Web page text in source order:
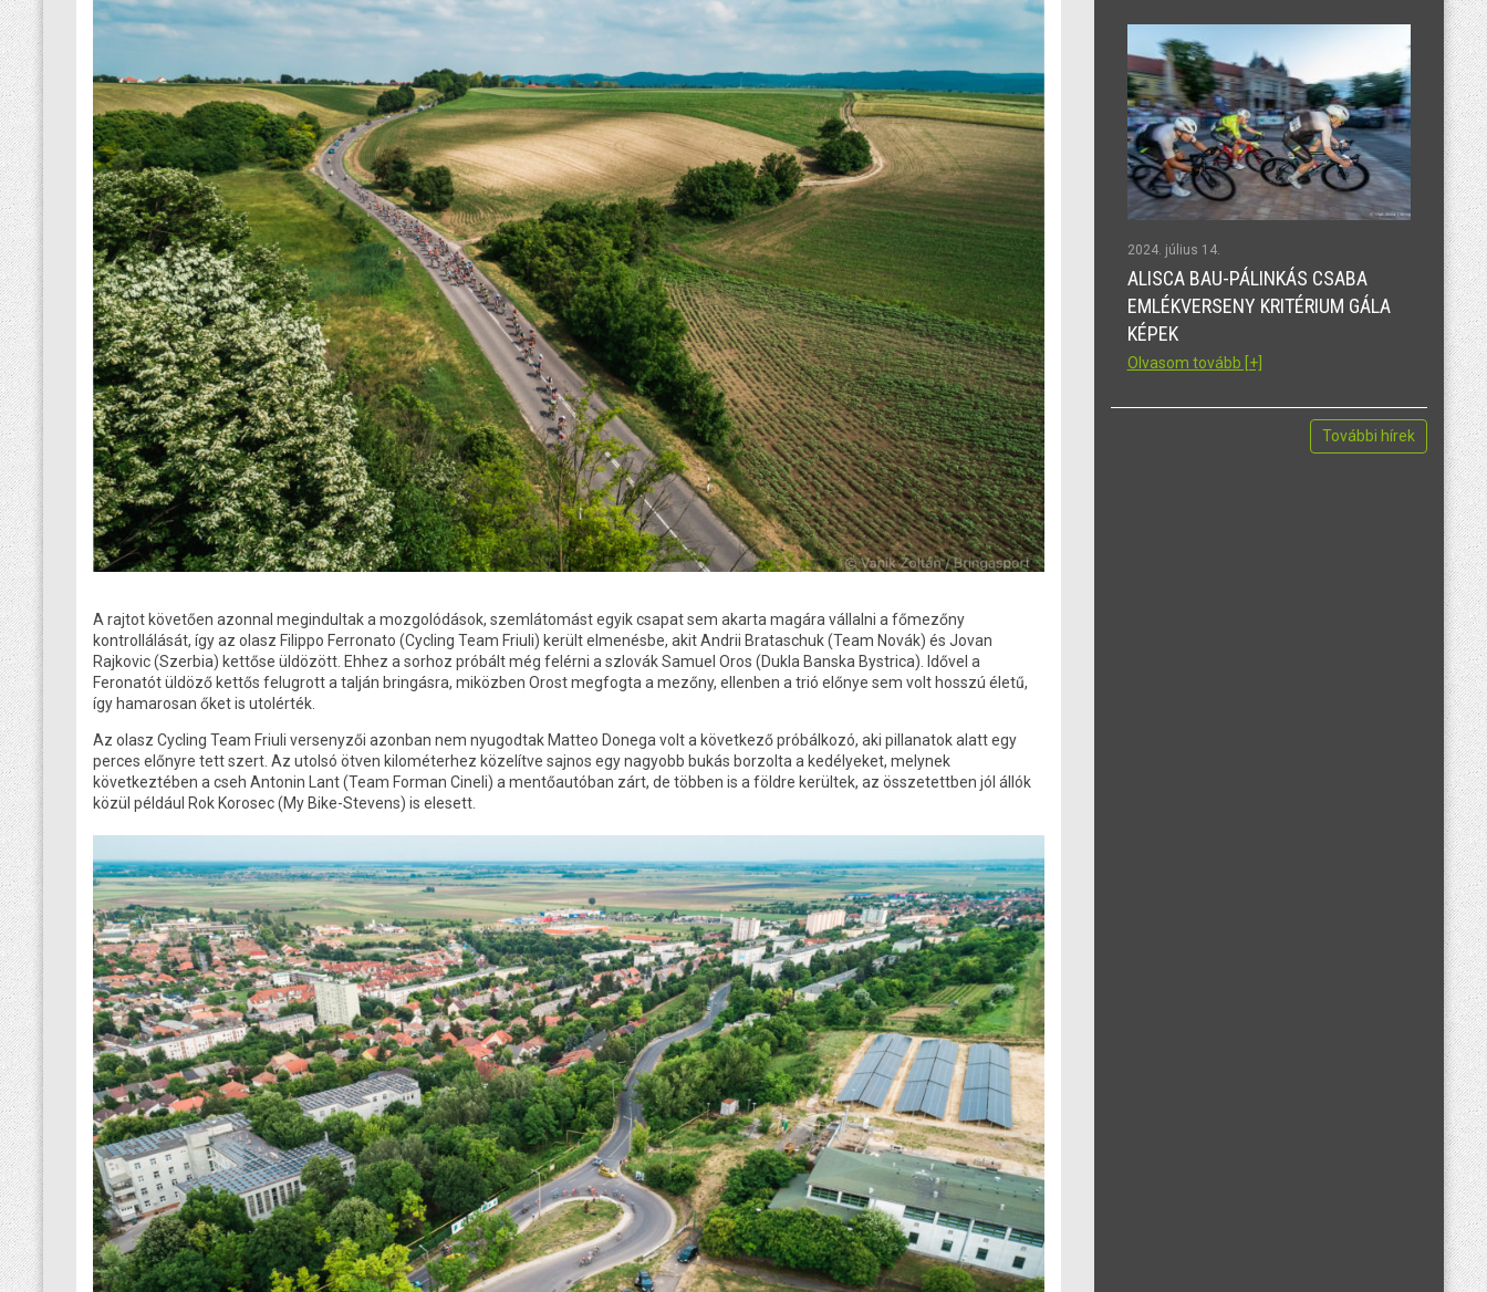
A rajtot követően azonnal megindultak a mozgolódások, szemlátomást egyik csapat sem akarta magára vállalni a főmezőny
kontrollálását, így az olasz Filippo Ferronato (Cycling Team Friuli) került elmenésbe, akit Andrii Brataschuk (Team Novák) és Jovan
Rajkovic (Szerbia) kettőse üldözött. Ehhez a sorhoz próbált még felérni a szlovák Samuel Oros (Dukla Banska Bystrica). Idővel a
Feronatót üldöző kettős felugrott a talján bringásra, miközben Orost megfogta a mezőny, ellenben a trió előnye sem volt hosszú életű,
így hamarosan őket is utolérték.
Az olasz Cycling Team Friuli versenyzői azonban nem nyugodtak Matteo Donega volt a következő próbálkozó, aki pillanatok alatt egy
perces előnyre tett szert. Az utolsó ötven kilométerhez közelítve sajnos egy nagyobb bukás borzolta a kedélyeket, melynek
következtében a cseh Antonin Lant (Team Forman Cineli) a mentőautóban zárt, de többen is a földre kerültek, az összetettben jól állók
közül például Rok Korosec (My Bike-Stevens) is elesett.
2024. július 14.
ALISCA BAU-PÁLINKÁS CSABA
EMLÉKVERSENY KRITÉRIUM GÁLA
KÉPEK
Olvasom tovább [+]
További hírek